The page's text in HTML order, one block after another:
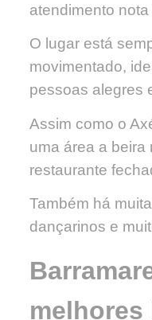
atendimento nota
O lugar está
movimentado,
pessoas alegres
Assim como o
uma área a beira
restaurante
Também há
dançarinos e
melhores